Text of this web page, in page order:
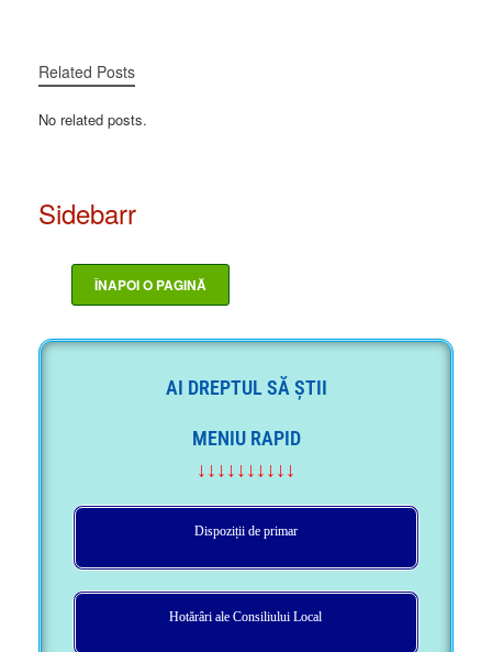
Related Posts
No related posts.
Sidebarr
AI DREPTUL SĂ ȘTII
MENIU RAPID
↓↓↓↓↓↓↓↓↓↓
Dispoziții de primar
Hotărâri ale Consiliului Local